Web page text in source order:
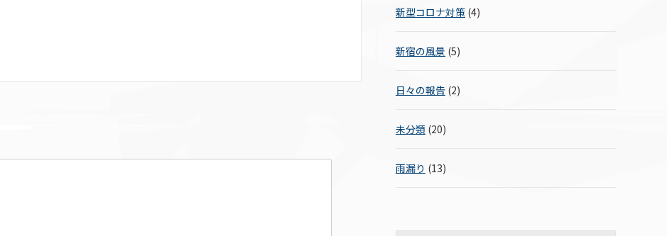
新型コロナ対策 (4)
新宿の風景 (5)
日々の報告 (2)
未分類 (20)
雨漏り (13)